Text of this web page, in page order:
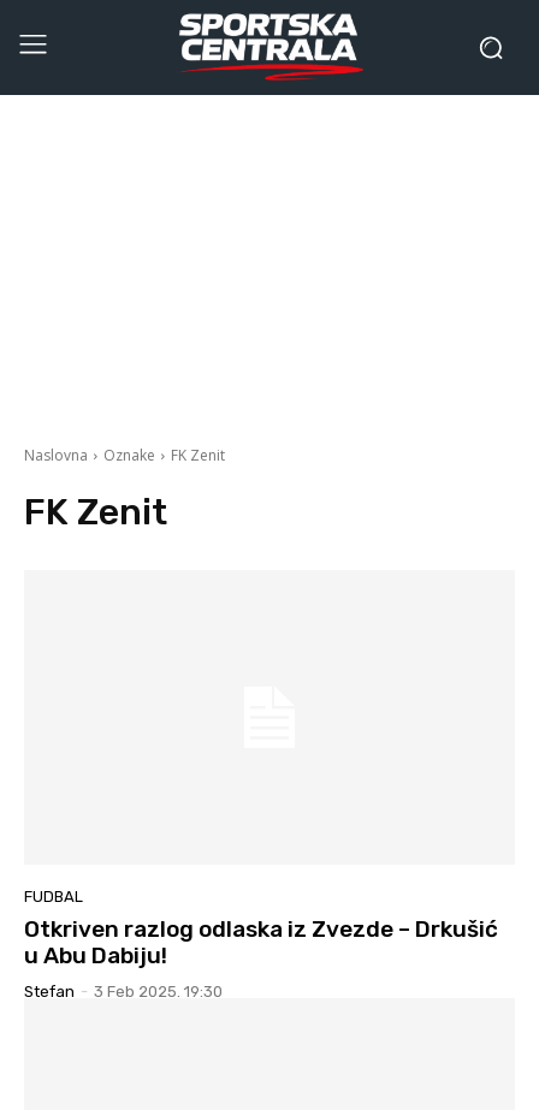
Naslovna Oznake FK Zenit
FK Zenit
FUDBAL
Otkriven razlog odlaska iz Zvezde – Drkušić
u Abu Dabiju!
Stefan - 3 Feb 2025. 19:30